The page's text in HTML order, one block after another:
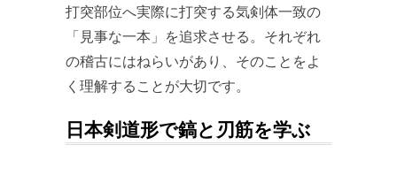
打突部位へ実際に打突する気剣体一致の
「見事な一本」を追求させる。それぞれ
の稽古にはねらいがあり、そのことをよ
く理解することが大切です。
日本剣道形で鎬と刃筋を学ぶ